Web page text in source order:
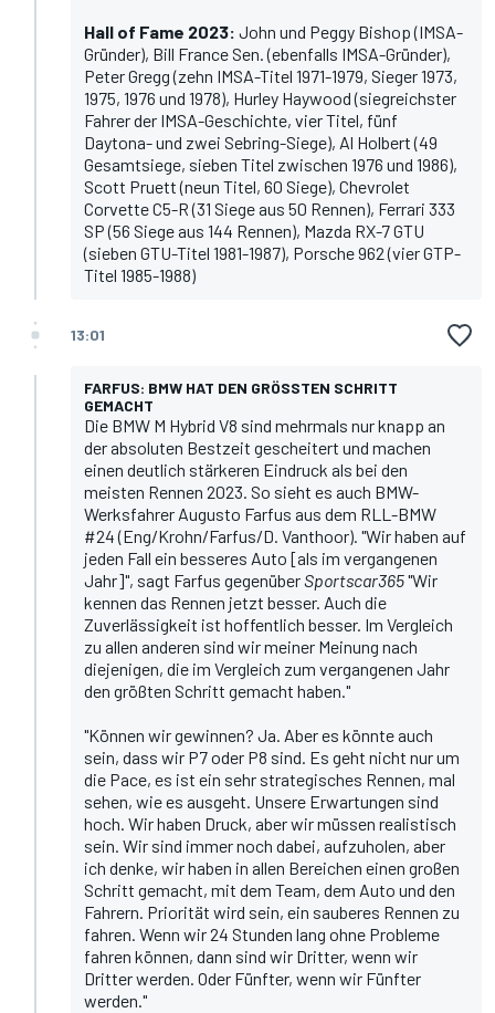
Hall of Fame 2023: John und Peggy Bishop (IMSA-
Gründer), Bill France Sen. (ebenfalls IMSA-Gründer),
Peter Gregg (zehn IMSA-Titel 1971-1979, Sieger 1973,
1975, 1976 und 1978), Hurley Haywood (siegreichster
Fahrer der IMSA-Geschichte, vier Titel, fünf
Daytona- und zwei Sebring-Siege), Al Holbert (49
Gesamtsiege, sieben Titel zwischen 1976 und 1986),
Scott Pruett (neun Titel, 60 Siege), Chevrolet
Corvette C5-R (31 Siege aus 50 Rennen), Ferrari 333
SP (56 Siege aus 144 Rennen), Mazda RX-7 GTU
(sieben GTU-Titel 1981-1987), Porsche 962 (vier GTP-
Titel 1985-1988)
13:01
FARFUS: BMW HAT DEN GRÖSSTEN SCHRITT G
EMACHT
Die BMW M Hybrid V8 sind mehrmals nur knapp an
der absoluten Bestzeit gescheitert und machen
einen deutlich stärkeren Eindruck als bei den
meisten Rennen 2023. So sieht es auch BMW-
Werksfahrer Augusto Farfus aus dem RLL-BMW
#24 (Eng/Krohn/Farfus/D. Vanthoor). "Wir haben auf
jeden Fall ein besseres Auto [als im vergangenen
Jahr]", sagt Farfus gegenüberSportscar365"Wir
kennen das Rennen jetzt besser. Auch die
Zuverlässigkeit ist hoffentlich besser. Im Vergleich
zu allen anderen sind wir meiner Meinung nach
diejenigen, die im Vergleich zum vergangenen Jahr
den größten Schritt gemacht haben."
"Können wir gewinnen? Ja. Aber es könnte auch
sein, dass wir P7 oder P8 sind. Es geht nicht nur um
die Pace, es ist ein sehr strategisches Rennen, mal
sehen, wie es ausgeht. Unsere Erwartungen sind
hoch. Wir haben Druck, aber wir müssen realistisch
sein. Wir sind immer noch dabei, aufzuholen, aber
ich denke, wir haben in allen Bereichen einen großen
Schritt gemacht, mit dem Team, dem Auto und den
Fahrern. Priorität wird sein, ein sauberes Rennen zu
fahren. Wenn wir 24 Stunden lang ohne Probleme
fahren können, dann sind wir Dritter, wenn wir
Dritter werden. Oder Fünfter, wenn wir Fünfter
werden."